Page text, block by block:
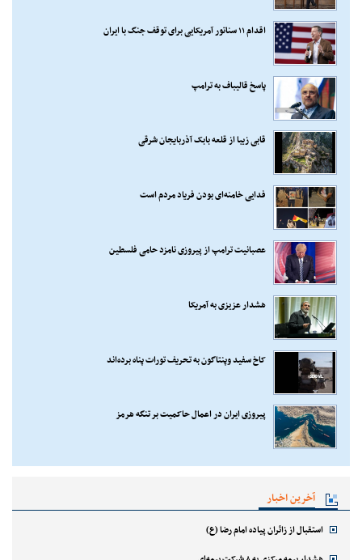
اقدام ۱۱ سناتور آمریکایی برای توقف جنگ با ایران
پاسخ قالیباف به ترامپ
قابی زیبا از قلعه بابک آذربایجان شرقی
فدایی خامنه‌ای بودن فریاد مردم است
عصبانیت ترامپ از پیروزی نامزد حامی فلسطین
هشدار عزیزی به آمریکا
کاخ سفید وپنتاگون به تحریف تورات پناه برده‌اند
پیروزی ایران در اعمال حاکمیت بر تنگه هرمز
آخرین اخبار
استقبال از زائران پیاده امام رضا (ع)